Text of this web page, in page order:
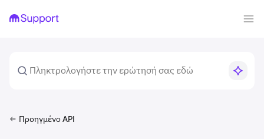
Προηγμένο API